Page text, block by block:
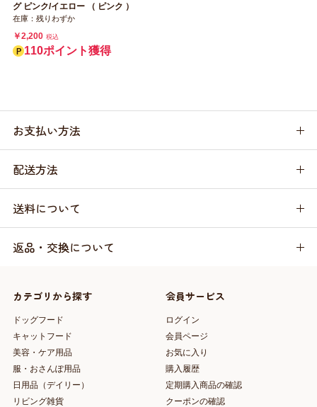
グ ピンク/イエロー （ ピンク ）
在庫：残りわずか
￥2,200 税込
110ポイント獲得
お支払い方法
配送方法
送料について
返品・交換について
カテゴリから探す
ドッグフード
キャットフード
美容・ケア用品
服・おさんぽ用品
日用品（デイリー）
リビング雑貨
会員サービス
ログイン
会員ページ
お気に入り
購入履歴
定期購入商品の確認
クーポンの確認